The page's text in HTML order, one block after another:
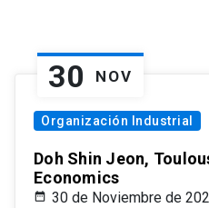
30 NOV
Organización Industrial
Doh Shin Jeon,
Economics
30 de Noviembre de